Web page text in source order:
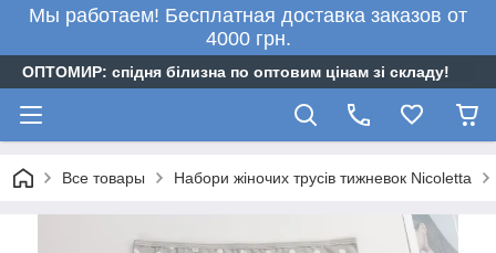
Мы работаем! Бесплатная доставка заказов от
4000 грн.
ОПТОМИР: спідня білизна по оптовим цінам зі складу!
Все товары Набори жіночих трусів тижневок Nicoletta